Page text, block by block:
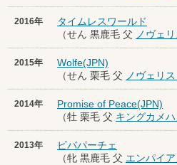
2016年
タイムレスワールド
（せん 黒鹿毛 父 ノヴェ
2015年
Wolfe(JPN)
（せん 栗毛 父 ノヴェリ
2014年
Promise of Peace(JPN)
（牡 栗毛 父 キングカメ
2013年
ビバパーチェ
（牝 黒鹿毛 父 エンパイ